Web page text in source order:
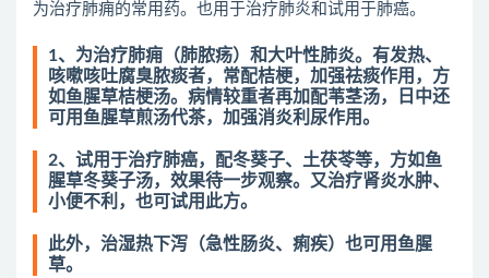
为治疗肺痈的常用药。也用于治疗肺炎和试用于肺癌。
1、为治疗肺痈（肺脓疡）和大叶性肺炎。有发热、
咳嗽咳吐腐臭脓痰者，常配桔梗，加强祛痰作用，方
如鱼腥草桔梗汤。病情较重者再加配苇茎汤，日中还
可用鱼腥草煎汤代茶，加强消炎利尿作用。
2、试用于治疗肺癌，配冬葵子、土茯苓等，方如鱼
腥草冬葵子汤，效果待一步观察。又治疗肾炎水肿、
小便不利，也可试用此方。
此外，治湿热下泻（急性肠炎、痢疾）也可用鱼腥
草。